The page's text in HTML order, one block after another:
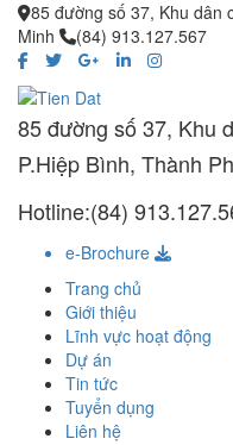
85 đường số 37, Khu dân
Minh
(84) 913.127.567
85 đường số 37, Khu
P.Hiệp Bình, Thành
Hotline:(84)
e-Brochure
Trang chủ
Giới thiệu
Lĩnh vực hoạt động
Dự án
Tin tức
Tuyển dụng
Liên hệ